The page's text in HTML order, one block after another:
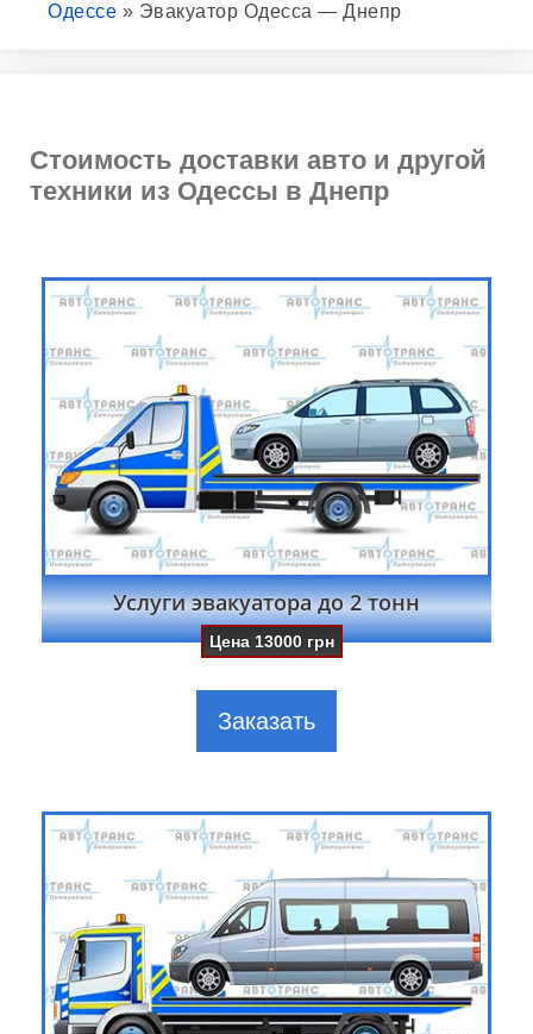
Одессе » Эвакуатор Одесса — Днепр
Стоимость доставки авто и другой
техники из Одессы в Днепр
Услуги эвакуатора до 2 тонн
Цена13000 грн
Заказать